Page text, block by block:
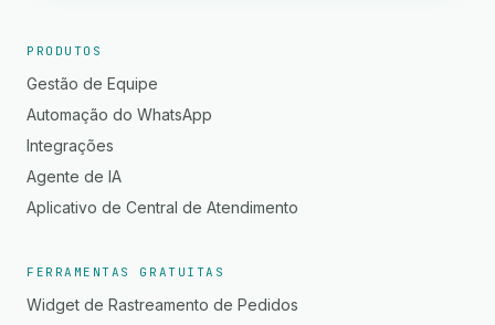
PRODUTOS
Gestão de Equipe
Automação do WhatsApp
Integrações
Agente de IA
Aplicativo de Central de Atendimento
FERRAMENTAS GRATUITAS
Widget de Rastreamento de Pedidos